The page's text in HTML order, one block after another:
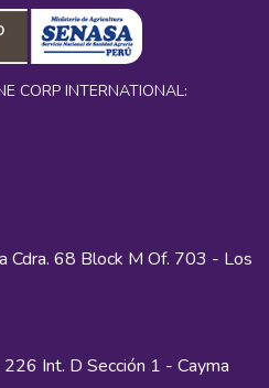
CORP INTERNATIONAL:
Cdra. 68 Block M Of. 703 - Los
Int. D Sección 1 - Cayma